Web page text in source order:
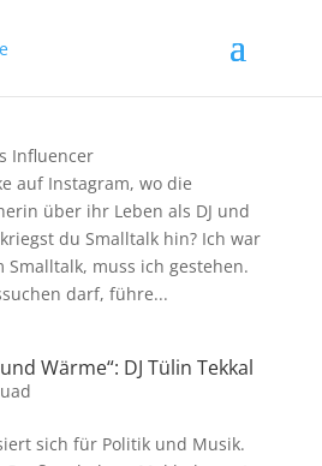
Influencer
auf Instagram, wo die
über ihr Leben als DJ und
du Smalltalk hin? Ich war
Smalltalk, muss ich gestehen.
darf, führe...
Wärme“: DJ Tülin Tekkal
sich für Politik und Musik.